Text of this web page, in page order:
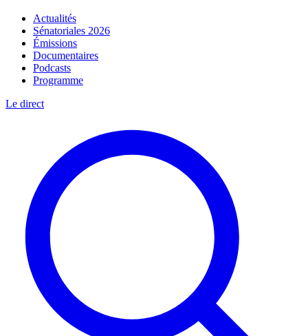
Actualités
Sénatoriales 2026
Émissions
Documentaires
Podcasts
Programme
Le direct